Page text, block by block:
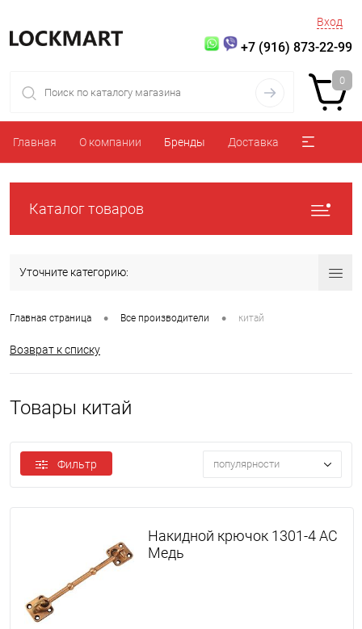
Вход
+7 (916) 873-22-99
0
Главная О компании Бренды Доставка
Каталог товаров
Уточните категорию:
Главная страница • Все производители • китай
Возврат к списку
Товары китай
Фильтр популярности
Накидной крючок 1301-4 AC
Медь